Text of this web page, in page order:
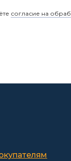
согласие на